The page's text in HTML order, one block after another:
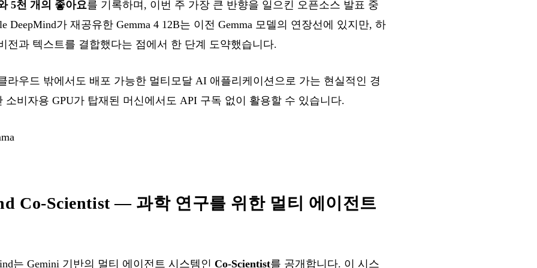
5천 개의 좋아요를 기록하며, 이번 주 가장 큰 반향을 일으킨 오픈소스 발표 중
DeepMind가 재공유한 Gemma 4 12B는 이전 Gemma 모델의 연장선에 있지만, 하
전과 텍스트를 결합했다는 점에서 한 단계 도약했습니다.
라우드 밖에서도 배포 가능한 멀티모달 AI 애플리케이션으로 가는 현실적인 경
소비자용 GPU가 탑재된 머신에서도 API 구독 없이 활용할 수 있습니다.
Co-Scientist — 과학 연구를 위한 멀티 에이전트
는 Gemini 기반의 멀티 에이전트 시스템인 Co-Scientist를 공개합니다. 이 시스